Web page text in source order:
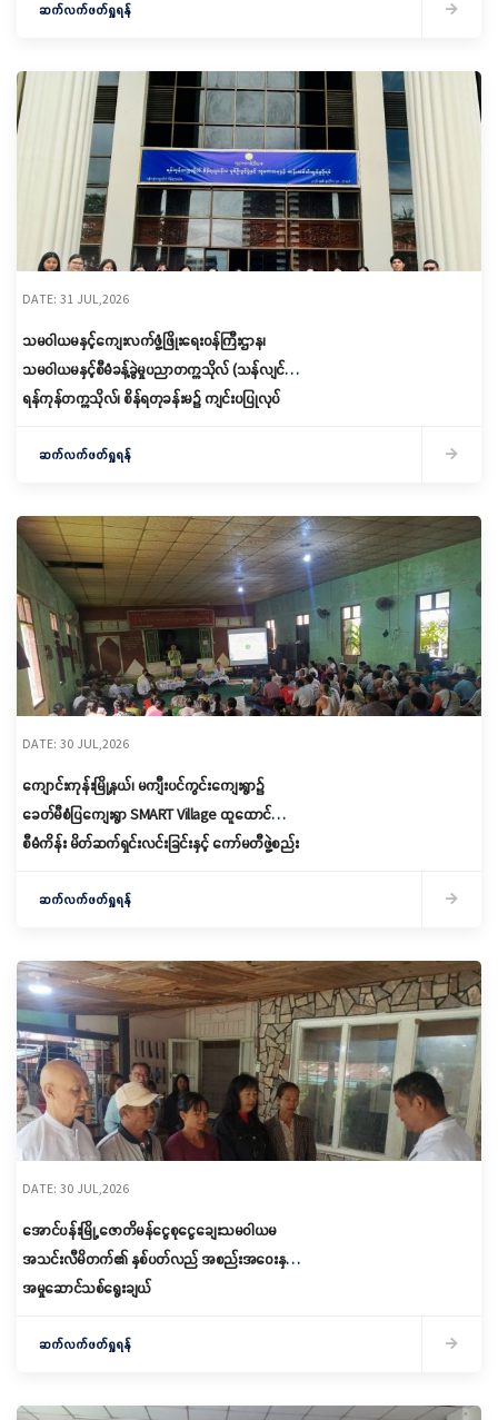
ဆက်လက်ဖတ်ရှုရန်
DATE: 31 JUL,2026
သမဝါယမနှင့်ကျေးလက်ဖွံ့ဖြိုးရေးဝန်ကြီးဌာန၊
သမဝါယမနှင့်စီမံခန့်ခွဲမှုပညာတက္ကသိုလ် (သန်လျင်) မှ
ရန်ကုန်တက္ကသိုလ်၊ စိန်ရတုခန်းမ၌ ကျင်းပပြုလုပ်
တက်ရောက်ခြင်း
ဆက်လက်ဖတ်ရှုရန်
DATE: 30 JUL,2026
ကျောင်းကုန်းမြို့နယ်၊ မကျီးပင်ကွင်းကျေးရွာ၌
ခေတ်မီစံပြကျေးရွာ SMART Village ထူထောင်ရေး
စီမံကိန်း မိတ်ဆက်ရှင်းလင်းခြင်းနှင့် ကော်မတီဖွဲ့စည်း
ဆက်လက်ဖတ်ရှုရန်
DATE: 30 JUL,2026
အောင်ပန်းမြို့ ဇောတိမန်ငွေစုငွေချေးသမဝါယမ
အသင်းလီမိတက်၏ နှစ်ပတ်လည် အစည်းအ‌ဝေးနှင့်
အမှုဆောင်သစ်ရွေးချယ်
ဆက်လက်ဖတ်ရှုရန်